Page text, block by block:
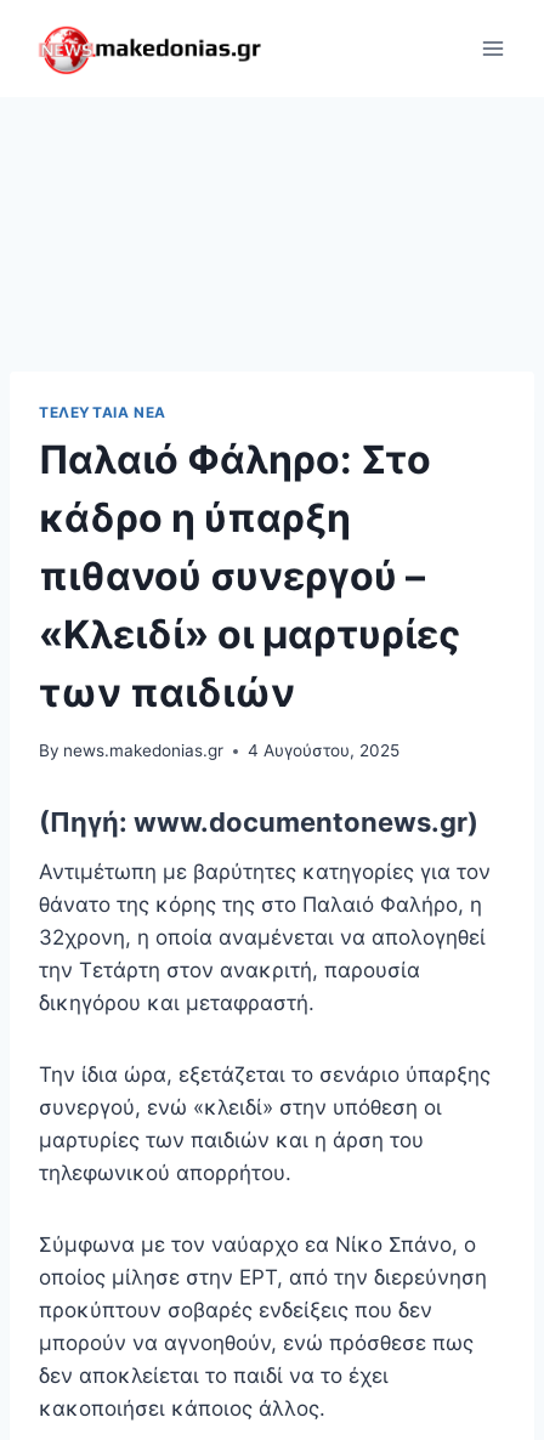
content
ΤΕΛΕΥΤΑΊΑ ΝΈΑ
Παλαιό Φάληρο: Στο
κάδρο η ύπαρξη
πιθανού συνεργού –
«Κλειδί» οι μαρτυρίες
των παιδιών
By news.makedonias.gr 4 Αυγούστου, 2025
(Πηγή: www.documentonews.gr)
Αντιμέτωπη με βαρύτητες κατηγορίες για τον
θάνατο της κόρης της στο Παλαιό Φαλήρο, η
32χρονη, η οποία αναμένεται να απολογηθεί
την Τετάρτη στον ανακριτή, παρουσία
δικηγόρου και μεταφραστή.
Την ίδια ώρα, εξετάζεται το σενάριο ύπαρξης
συνεργού, ενώ «κλειδί» στην υπόθεση οι
μαρτυρίες των παιδιών και η άρση του
τηλεφωνικού απορρήτου.
Σύμφωνα με τον ναύαρχο εα Νίκο Σπάνο, ο
οποίος μίλησε στην ΕΡΤ, από την διερεύνηση
προκύπτουν σοβαρές ενδείξεις που δεν
μπορούν να αγνοηθούν, ενώ πρόσθεσε πως
δεν αποκλείεται το παιδί να το έχει
κακοποιήσει κάποιος άλλος.